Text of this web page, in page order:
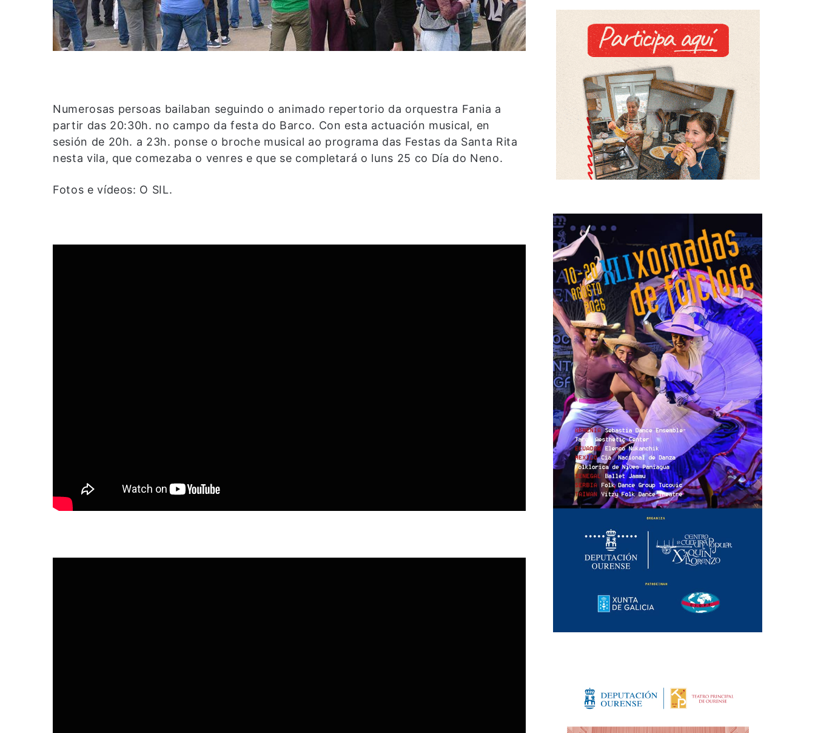
Numerosas persoas bailaban seguindo o animado repertorio da orquestra Fania a
partir das 20:30h. no campo da festa do Barco. Con esta actuación musical, en
sesión de 20h. a 23h. ponse o broche musical ao programa das Festas da Santa Rita
nesta vila, que comezaba o venres e que se completará o luns 25 co Día do Neno.
Fotos e vídeos: O SIL.